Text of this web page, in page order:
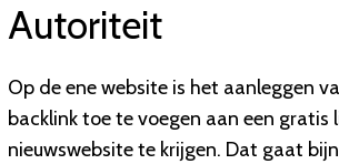
Autoriteit
Op de ene website is het aanleggen
backlink toe te voegen aan een
nieuwswebsite te krijgen. Dat gaat